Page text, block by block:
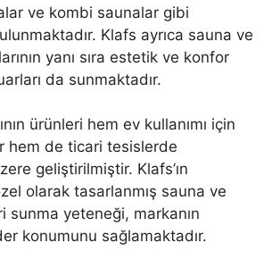
ve kombi saunalar gibi
Klafs ayrıca sauna ve
yanı sıra estetik ve konfor
da sunmaktadır.
ürünleri hem ev kullanımı için
hem de ticari tesislerde
geliştirilmiştir. Klafs’ın
olarak tasarlanmış sauna ve
sunma yeteneği, markanın
konumunu sağlamaktadır.